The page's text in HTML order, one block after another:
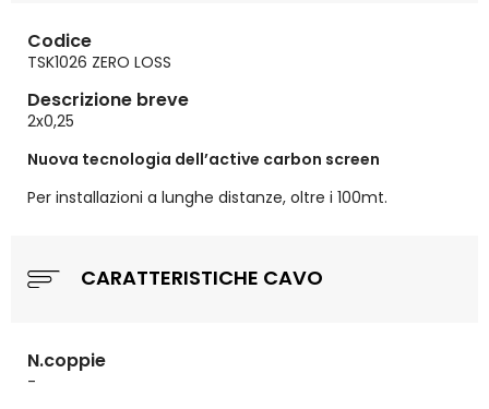
Codice
TSK1026 ZERO LOSS
Descrizione breve
2x0,25
Nuova tecnologia dell’active carbon screen
Per installazioni a lunghe distanze, oltre i 100mt.
CARATTERISTICHE CAVO
N.coppie
-